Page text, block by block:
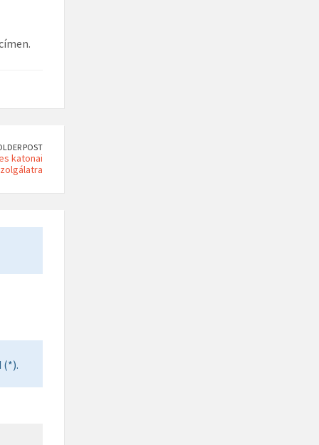
POST
katonai
(*).